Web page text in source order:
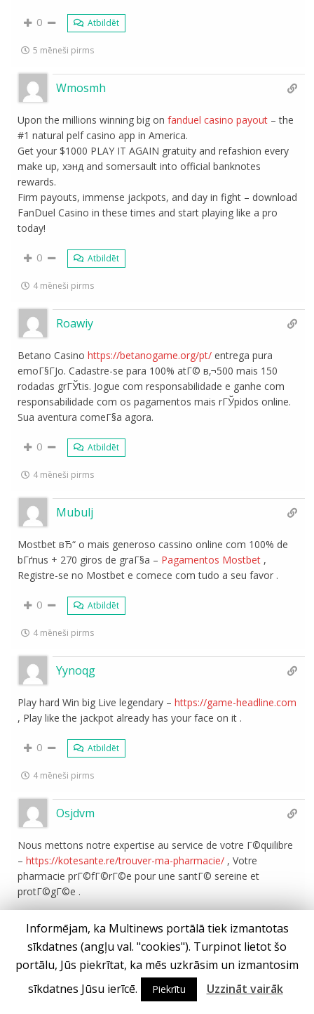
0 Atbildēt
5 mēneši pirms
Wmosmh
Upon the millions winning big onfanduel casino payout
#1 natural pelf casino app in America.
Get your $1000 PLAY IT AGAIN gratuity and refashion every
make up, хэнд and somersault into official banknotes
rewards.
Firm payouts, immense jackpots, and day in fight – download
FanDuel Casino in these times and start playing like a pro
today!
0 Atbildēt
4 mēneši pirms
Roawiy
Betano Casinohttps://betanogame.org/pt/ entrega pura
emoГ§ГЈo. Cadastre-se para 100% atГ© в‚¬500 mais 150
rodadas grГЎtis. Jogue com responsabilidade e ganhe com
responsabilidade com os pagamentos mais rГЎpidos online.
Sua aventura comeГ§a agora.
0 Atbildēt
4 mēneši pirms
Mubulj
Mostbet вЂ“ o mais generoso cassino online com 100% de
bГґnus + 270 giros de graГ§a – Pagamentos Mostbet ,
Registre-se no Mostbet e comece com tudo a seu favor .
0 Atbildēt
4 mēneši pirms
Yynoqg
Play hard Win big Live legendary –https://game-headline.com
, Play like the jackpot already has your face on it .
0 Atbildēt
4 mēneši pirms
Osjdvm
Nous mettons notre expertise au service de votre Г©quilibre
–https://kotesante.re/trouver-ma-pharmacie/ , Votre
pharmacie prГ©fГ©rГ©e pour une santГ© sereine et
protГ©gГ©e .
0 Atbildēt
3 mēneši pirms
Informējam, ka Multinews portālā tiek izmantotas
sīkdatnes (angļu val. "cookies"). Turpinot lietot šo
portālu, Jūs piekrītat, ka mēs uzkrāsim un izmantosim
sīkdatnes Jūsu ierīcē.
Piekrītu Uzzināt vairāk